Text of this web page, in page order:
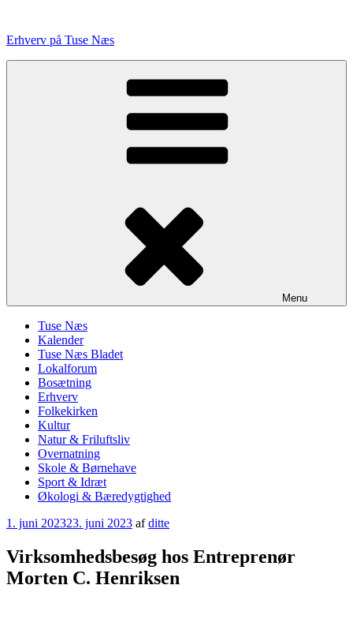
indhold
Erhverv på Tuse Næs
Menu
Tuse Næs
Kalender
Tuse Næs Bladet
Lokalforum
Bosætning
Erhverv
Folkekirken
Kultur
Natur & Friluftsliv
Overnatning
Skole & Børnehave
Sport & Idræt
Økologi & Bæredygtighed
Udgivet
1. juni 202323. juni 2023 afditte
Virksomhedsbesøg hos Entreprenør
Morten C. Henriksen